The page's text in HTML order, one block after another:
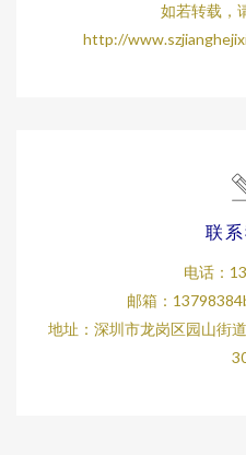
如若转载，
http://
联
电话：
邮箱：
地址：深圳市龙岗区园山街